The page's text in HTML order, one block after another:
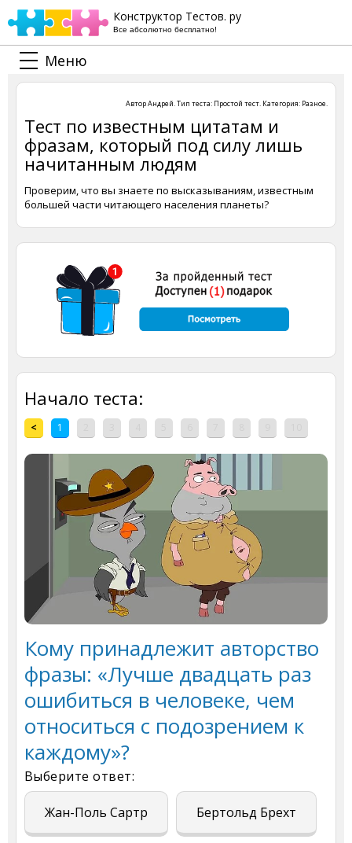
Конструктор Тестов. ру
Все абсолютно бесплатно!
Меню
АвторАндрей. Тип теста: Простой тест. Категория: Разное.
Тест по известным цитатам и
фразам, который под силу лишь
начитанным людям
Проверим, что вы знаете по высказываниям, известным
большей части читающего населения планеты?
Начало теста:
< 1
Кому принадлежит авторство
фразы: «Лучше двадцать раз
ошибиться в человеке, чем
относиться с подозрением к
каждому»?
Выберите ответ:
Жан-Поль Сартр Бертольд Брехт